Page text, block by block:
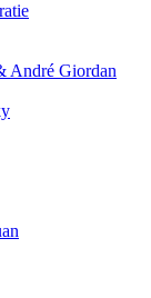
André Giordan